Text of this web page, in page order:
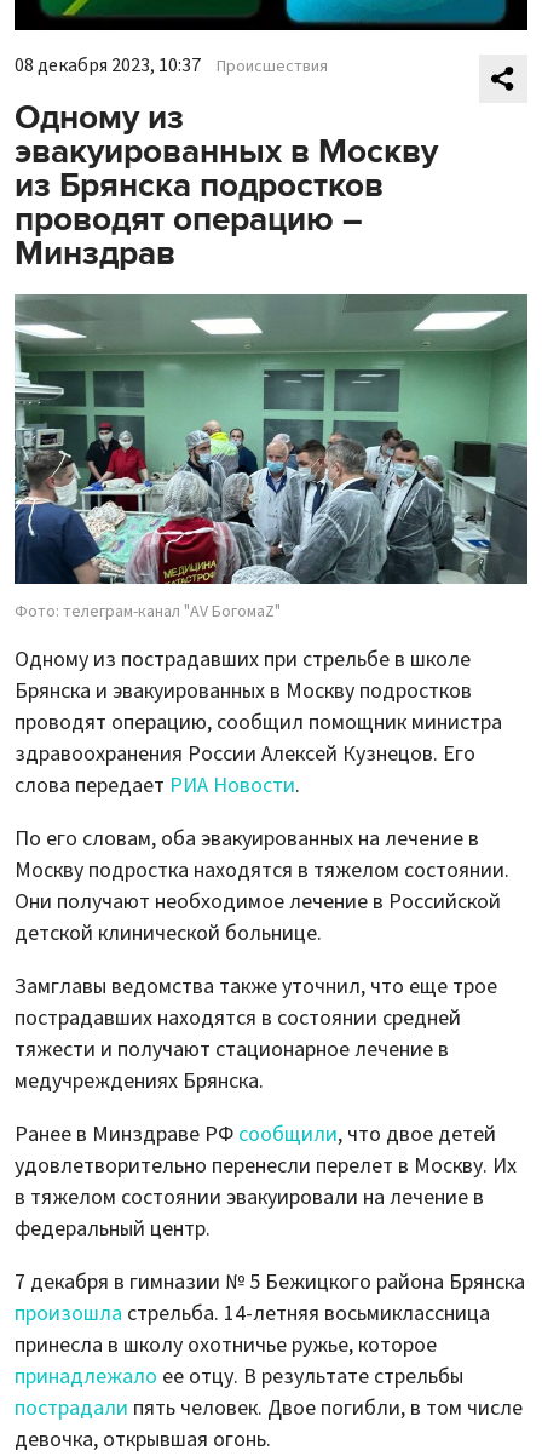
08 декабря 2023, 10:37 Происшествия
Одному из
эвакуированных в Москву
из Брянска подростков
проводят операцию –
Минздрав
Фото: телеграм-канал "AV БогомаZ"
Одному из пострадавших при стрельбе в школе
Брянска и эвакуированных в Москву подростков
проводят операцию, сообщил помощник министра
здравоохранения России Алексей Кузнецов. Его
слова передает РИА Новости.
По его словам, оба эвакуированных на лечение в
Москву подростка находятся в тяжелом состоянии.
Они получают необходимое лечение в Российской
детской клинической больнице.
Замглавы ведомства также уточнил, что еще трое
пострадавших находятся в состоянии средней
тяжести и получают стационарное лечение в
медучреждениях Брянска.
Ранее в Минздраве РФ сообщили, что двое детей
удовлетворительно перенесли перелет в Москву. Их
в тяжелом состоянии эвакуировали на лечение в
федеральный центр.
7 декабря в гимназии № 5 Бежицкого района Брянска
произошла стрельба. 14-летняя восьмиклассница
принесла в школу охотничье ружье, которое
принадлежало ее отцу. В результате стрельбы
пострадали пять человек. Двое погибли, в том числе
девочка, открывшая огонь.